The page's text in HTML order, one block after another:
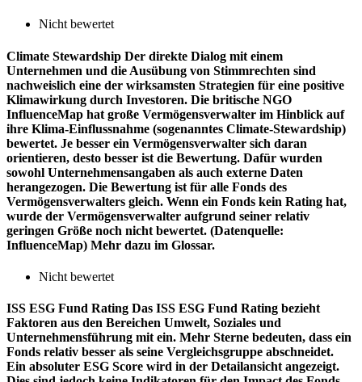
Nicht bewertet
Climate Stewardship Der direkte Dialog mit einem
Unternehmen und die Ausübung von Stimmrechten sind
nachweislich eine der wirksamsten Strategien für eine positive
Klimawirkung durch Investoren. Die britische NGO
InfluenceMap hat große Vermögensverwalter im Hinblick auf
ihre Klima-Einflussnahme (sogenanntes Climate-Stewardship)
bewertet. Je besser ein Vermögensverwalter sich daran
orientieren, desto besser ist die Bewertung. Dafür wurden
sowohl Unternehmensangaben als auch externe Daten
herangezogen. Die Bewertung ist für alle Fonds des
Vermögensverwalters gleich. Wenn ein Fonds kein Rating hat,
wurde der Vermögensverwalter aufgrund seiner relativ
geringen Größe noch nicht bewertet. (Datenquelle:
InfluenceMap) Mehr dazu im Glossar.
Nicht bewertet
ISS ESG Fund Rating Das ISS ESG Fund Rating bezieht
Faktoren aus den Bereichen Umwelt, Soziales und
Unternehmensführung mit ein. Mehr Sterne bedeuten, dass ein
Fonds relativ besser als seine Vergleichsgruppe abschneidet.
Ein absoluter ESG Score wird in der Detailansicht angezeigt.